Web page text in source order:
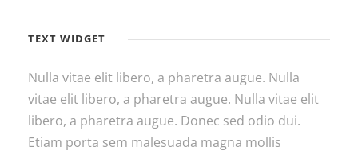
TEXT WIDGET
Nulla vitae elit libero, a pharetra augue. Nulla
vitae elit libero, a pharetra augue. Nulla vitae elit
libero, a pharetra augue. Donec sed odio dui.
Etiam porta sem malesuada magna mollis